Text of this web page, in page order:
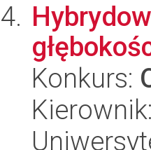
Konkurs: